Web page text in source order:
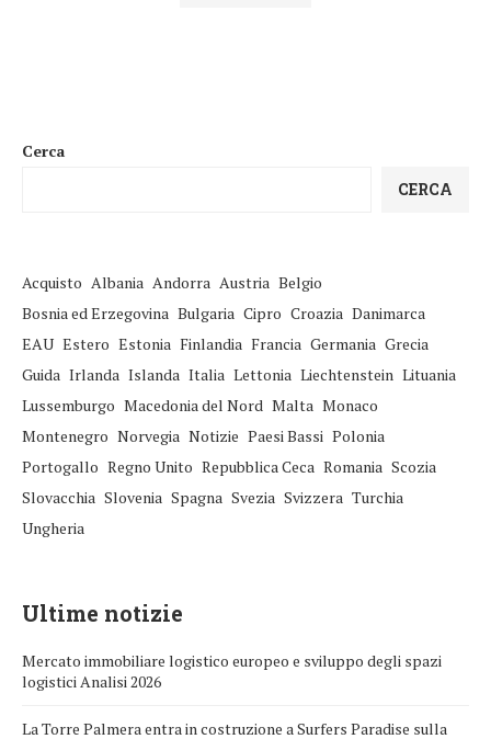
Cerca
CERCA
Acquisto Albania Andorra Austria Belgio
Bosnia ed Erzegovina Bulgaria Cipro Croazia Danimarca
EAU Estero Estonia Finlandia Francia Germania Grecia
Guida Irlanda Islanda Italia Lettonia Liechtenstein Lituania
Lussemburgo Macedonia del Nord Malta Monaco
Montenegro Norvegia Notizie Paesi Bassi Polonia
Portogallo Regno Unito Repubblica Ceca Romania Scozia
Slovacchia Slovenia Spagna Svezia Svizzera Turchia
Ungheria
Ultime notizie
Mercato immobiliare logistico europeo e sviluppo degli spazi
logistici Analisi 2026
La Torre Palmera entra in costruzione a Surfers Paradise sulla